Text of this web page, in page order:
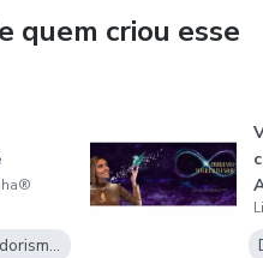
escritora e mentora
quem criou esse
Empreendedorismo Digital